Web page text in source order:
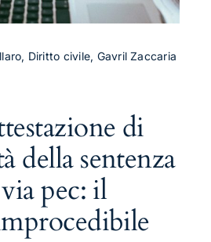
Diritto civile, Gavril Zaccaria
di
della sentenza
pec: il